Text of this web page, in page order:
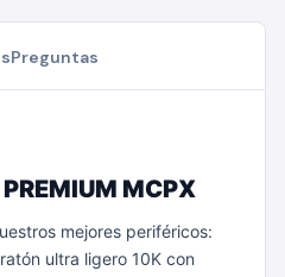
Preguntas
MCPX
mejores periféricos:
ultra ligero 10K con